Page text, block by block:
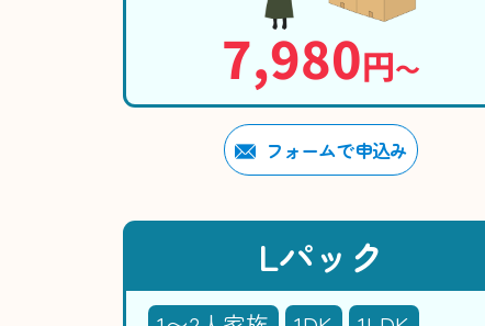
7,980円〜
フォームで申込み
Lパック